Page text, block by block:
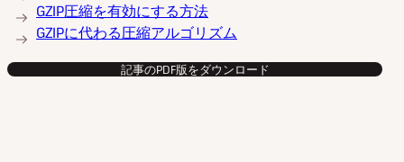
GZIP圧縮を有効にする方法
GZIPに代わる圧縮アルゴリズム
記事のPDF版をダウンロード